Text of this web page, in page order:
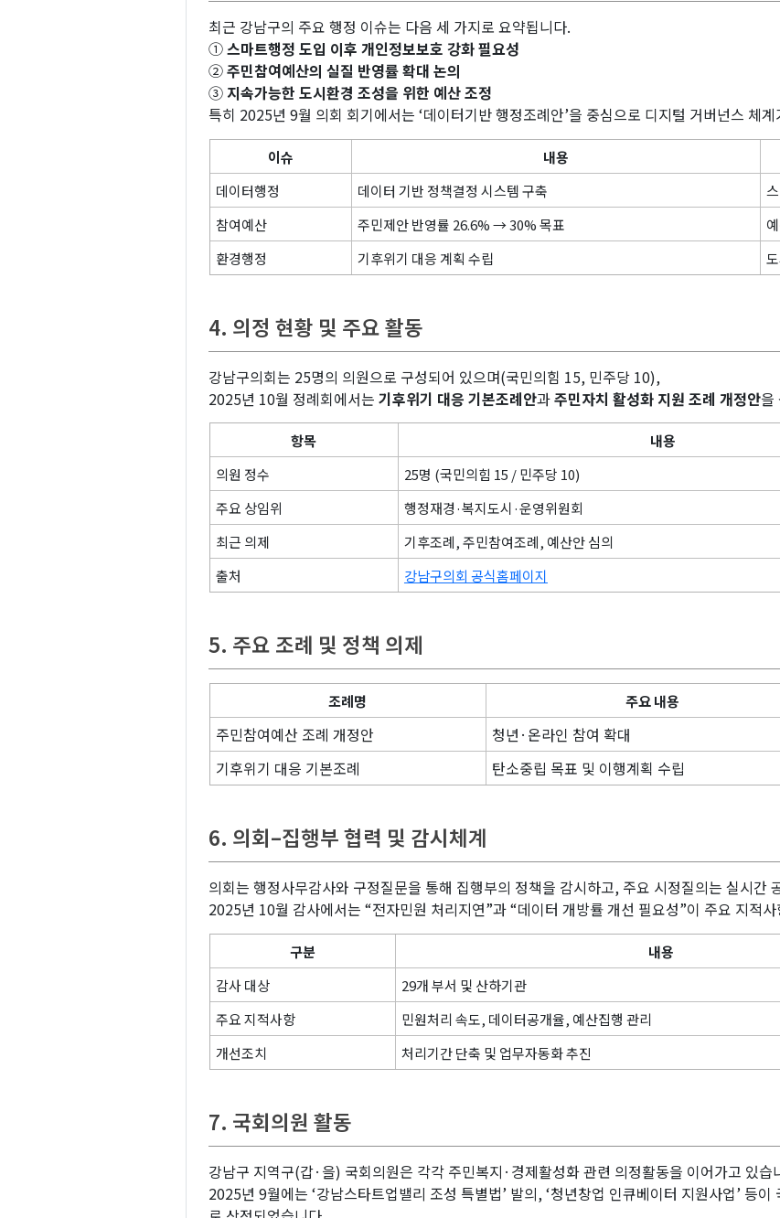
최근 강남구의 주요 행정 이슈는 다음 세 가지로 요약됩니다.
①스마트행정 도입 이후 개인정보보호 강화 필요성
②주민참여예산의 실질 반영률 확대 논의
③ 지속가능한 도시환경 조성을 위한 예산 조정
특히 2025년 9월 의회 회기에서는 ‘데이터기반 행정조례안’을 중심으로 디지털 거버넌스 체
이슈 내용
데이터행정
데이터 기반 정책결정 시스템 구축
참여예산
주민제안 반영률 26.6% → 30% 목표
환경행정
기후위기 대응 계획 수립
4. 의정 현황 및 주요 활동
강남구의회는 25명의 의원으로 구성되어 있으며(국민의힘 15, 민주당 10),
2025년 10월 정례회에서는기후위기 대응 기본조례안과주민자치 활성화 지원 조례 개정안을
항목
내용
의원 정수
25명 (국민의힘 15 / 민주당 10)
주요 상임위
행정재경·복지도시·운영위원회
최근 의제
기후조례, 주민참여조례, 예산안 심의
출처
강남구의회 공식홈페이지
5. 주요 조례 및 정책 의제
조례명 주요 내용
주민참여예산 조례 개정안 청년·온라인 참여 확대
기후위기 대응 기본조례
탄소중립 목표 및 이행계획 수립
6. 의회–집행부 협력 및 감시체계
의회는 행정사무감사와 구정질문을 통해 집행부의 정책을 감시하고, 주요 시정질의는 실시간
2025년 10월 감사에서는 “전자민원 처리지연”과 “데이터 개방률 개선 필요성”이 주요 지적
구분
내용
감사 대상
29개 부서 및 산하기관
주요 지적사항
민원처리 속도, 데이터공개율, 예산집행 관리
개선조치
처리기간 단축 및 업무자동화 추진
7. 국회의원 활동
강남구 지역구(갑·을) 국회의원은 각각 주민복지·경제활성화 관련 의정활동을 이어가고 있습
2025년 9월에는 ‘강남스타트업밸리 조성 특별법’ 발의, ‘청년창업 인큐베이터 지원사업’ 등